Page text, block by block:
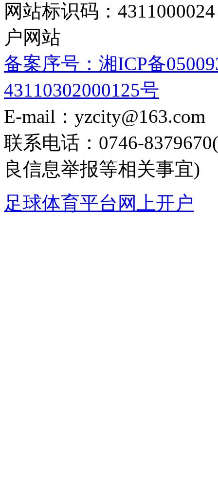
网站标识码：
户网站
备案序号：湘ICP备
43110302000125号
E-mail：yzcity@163.com
联系电话：0746-
良信息举报等相关事宜)
足球体育平台网上开户